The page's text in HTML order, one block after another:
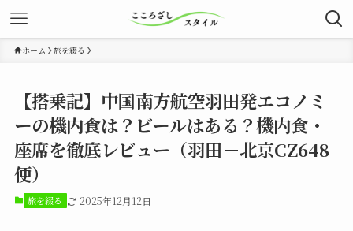
ホーム 旅を綴る
【搭乗記】中国南方航空羽田発エコノミ
ーの機内食は？ビールはある？機内食・
座席を徹底レビュー（羽田－北京CZ648
便）
旅を綴る 2025年12月12日